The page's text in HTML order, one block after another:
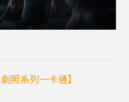
照系列一卡通】